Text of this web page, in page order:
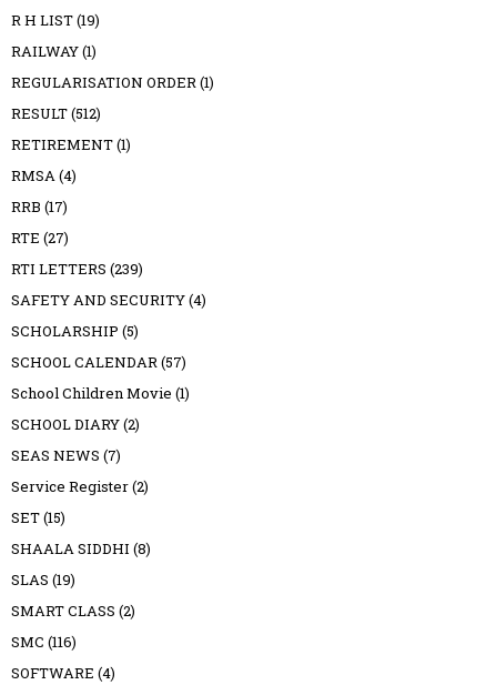
R H LIST(19)
RAILWAY(1)
REGULARISATION ORDER(1)
RESULT(512)
RETIREMENT(1)
RMSA(4)
RRB (17)
RTE (27)
RTI LETTERS (239)
SAFETY AND SECURITY(4)
SCHOLARSHIP (5)
SCHOOL CALENDAR(57)
School Children Movie (1)
SCHOOL DIARY(2)
SEAS NEWS (7)
Service Register(2)
SET(15)
SHAALA SIDDHI (8)
SLAS (19)
SMART CLASS (2)
SMC (116)
SOFTWARE (4)